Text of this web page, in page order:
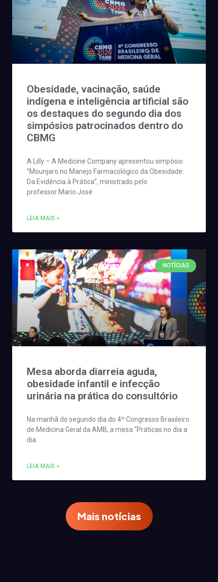
Obesidade, vacinação, saúde
indígena e inteligência artificial são
os destaques do segundo dia dos
simpósios patrocinados dentro do
CBMG
A Lilly – A Medicine Company apresentou simpósio
“Mounjaro no Manejo Farmacológico da Obesidade:
Da Evidência à Prática”, ministrado pelo
professor Mario José
LEIA MAIS »
NOTÍCIAS
Mesa aborda diarreia aguda,
obesidade infantil e infecção
urinária na prática do consultório
Na manhã do segundo dia do 4º Congresso Brasileiro
de Medicina Geral da AMB, a mesa “Práticas no dia a
dia
LEIA MAIS »
Mais notícias